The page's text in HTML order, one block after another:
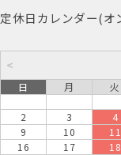
定休日カレンダー(オ
<
日 月 火
2
3 4
9
10 11
16
17 18